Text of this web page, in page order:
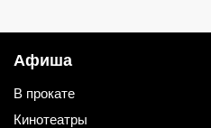
Афиша
В прокате
Кинотеатры